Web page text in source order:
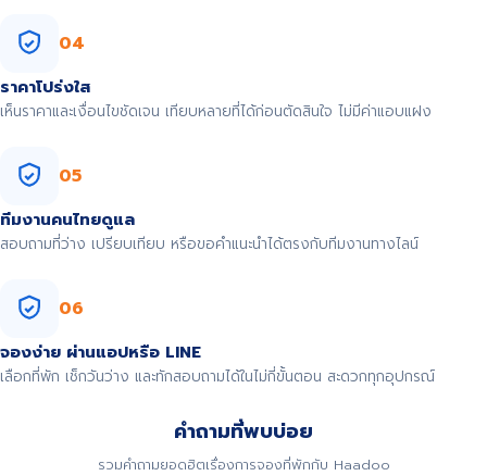
04
ราคาโปร่งใส
เห็นราคาและเงื่อนไขชัดเจน เทียบหลายที่ได้ก่อนตัดสินใจ ไม่มีค่าแอบแฝง
05
ทีมงานคนไทยดูแล
สอบถามที่ว่าง เปรียบเทียบ หรือขอคำแนะนำได้ตรงกับทีมงานทางไลน์
06
จองง่าย ผ่านแอปหรือ LINE
เลือกที่พัก เช็กวันว่าง และทักสอบถามได้ในไม่กี่ขั้นตอน สะดวกทุกอุปกรณ์
คำถามที่พบบ่อย
รวมคำถามยอดฮิตเรื่องการจองที่พักกับ Haadoo